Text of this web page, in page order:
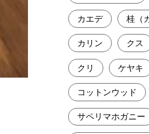
カエデ 桂（
カリン クス
クリ ケヤキ
コットンウッド
サペリマホガニー